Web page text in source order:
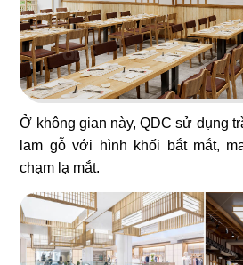
Ở không gian này, QDC sử dụng
lam gỗ với hình khối bắt mắt,
chạm lạ mắt.
91
HỶ LÂM MÔN
Bakery
92
AN
Nhà
93
CHU SUKI
94
AN